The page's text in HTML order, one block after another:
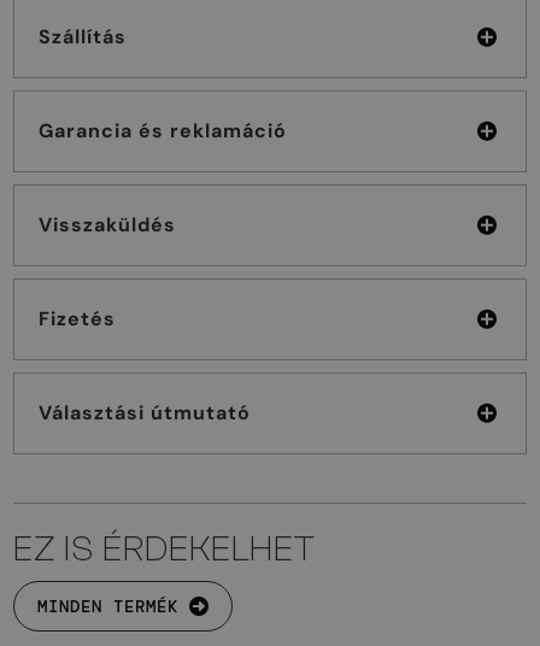
Szállítás
Garancia és reklamáció
Visszaküldés
Fizetés
Választási útmutató
EZ IS ÉRDEKELHET
MINDEN TERMÉK